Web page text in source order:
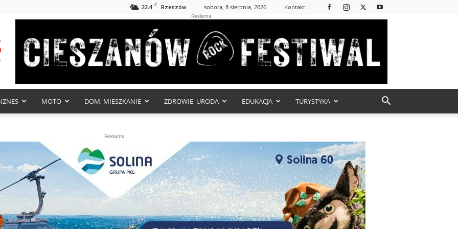
22.4 C Rzeszów sobota, 8 sierpnia, 2026 Kontakt
Reklama
MOTO DOM, MIESZKANIE ZDROWIE, URODA EDUKACJA TURYSTYKA
Reklama